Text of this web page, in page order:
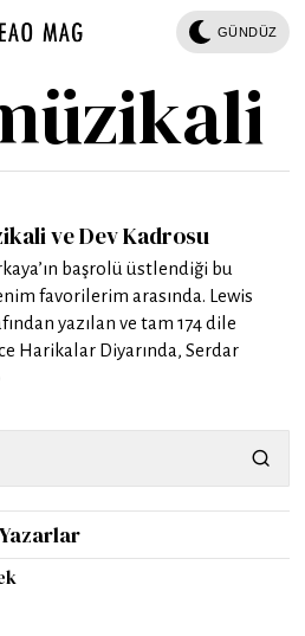
GÜNDÜZ
ve Dev Kadrosu
başrolü üstlendiği bu
favorilerim arasında. Lewis
yazılan ve tam 174 dile
Harikalar Diyarında, Serdar
Yazarlar